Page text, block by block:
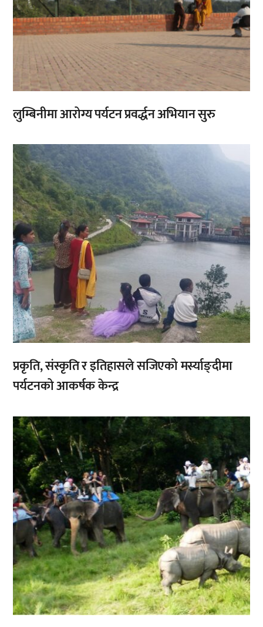
लुम्बिनीमा आरोग्य पर्यटन प्रवर्द्धन अभियान सुरु
, ,
प्रकृति, संस्कृति र इतिहासले सजिएको मर्स्याङ्दीमा
पर्यटनको आकर्षक केन्द्र
, ,